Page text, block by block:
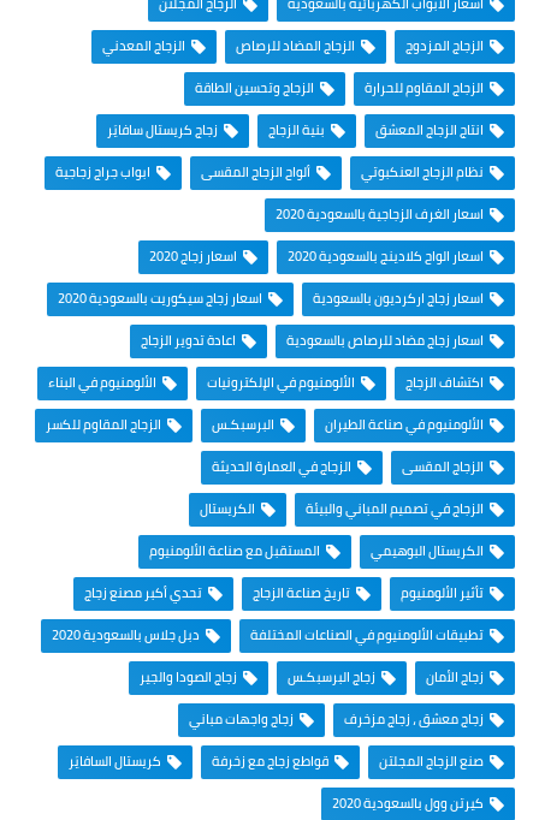
الزجاج المزدوج
الزجاج المضاد للرصاص
الزجاج المعدني
الزجاج المقاوم للحرارة
الزجاج وتحسين الطاقة
انتاج الزجاج المعشق
بنية الزجاج
زجاج كريستال سافايَر
نظام الزجاج العنكبوتي
ألواح الزجاج المقسى
ابواب جراج زجاجية
اسعار الغرف الزجاجية بالسعودية 2020
اسعار الواح كلادينج بالسعودية 2020
اسعار زجاج 2020
اسعار زجاج اركرديون بالسعودية
اسعار زجاج سيكوريت بالسعودية 2020
اسعار زجاج مضاد للرصاص بالسعودية
اعادة تدوير الزجاج
اكتشاف الزجاج
الألومنيوم في الإلكترونيات
الألومنيوم في البناء
الألومنيوم في صناعة الطيران
البرسبكـس
الزجاج المقاوم للكسر
الزجاج المقسى
الزجاج في العمارة الحديثة
الزجاج في تصميم المباني والبيئة
الكريستال
الكريستال البوهيمي
المستقبل مع صناعة الألومنيوم
تأثير الألومنيوم
تاريخ صناعة الزجاج
تحدي أكبر مصنع زجاج
تطبيقات الألومنيوم في الصناعات المختلفة
دبل جلاس بالسعودية 2020
زجاج الأمان
زجاج البرسبكـس
زجاج الصودا والجير
زجاج معشق ، زجاج مزخرف
زجاج واجهات مباني
صنع الزجاج المجلتن
قواطع زجاج مع زخرفة
كريستال السافايَر
كيرتن وول بالسعودية 2020